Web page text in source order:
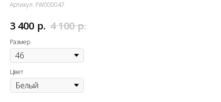
Артикул: FW000047
3 400 р. 4 100 р.
Размер
Цвет